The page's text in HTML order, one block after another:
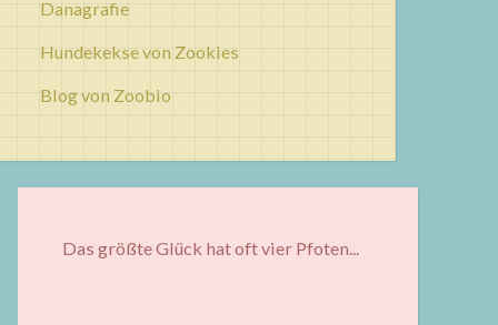
Danagrafie
Hundekekse von Zookies
Blog von Zoobio
Das größte Glück hat oft vier Pfoten...